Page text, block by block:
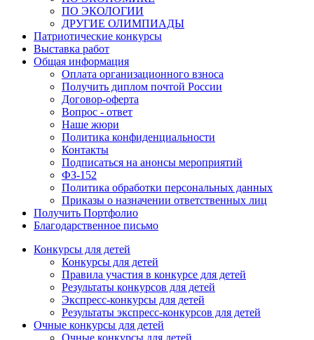
ПО ЭКОЛОГИИ
ДРУГИЕ ОЛИМПИАДЫ
Патриотические конкурсы
Выставка работ
Общая информация
Оплата организационного взноса
Получить диплом почтой России
Договор-оферта
Вопрос - ответ
Наше жюри
Политика конфиденциальности
Контакты
Подписаться на анонсы мероприятий
ФЗ-152
Политика обработки персональных данных
Приказы о назначении ответственных лиц
Получить Портфолио
Благодарственное письмо
Конкурсы для детей
Конкурсы для детей
Правила участия в конкурсе для детей
Результаты конкурсов для детей
Экспресс-конкурсы для детей
Результаты экспресс-конкурсов для детей
Очные конкурсы для детей
Очные конкурсы для детей